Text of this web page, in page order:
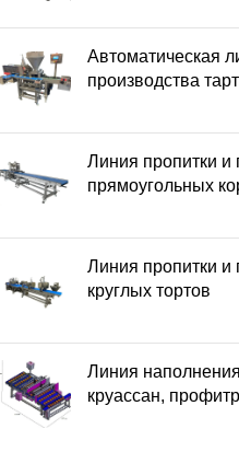
Автоматическая
производства
Линия пропитки и
прямоугольных
Линия пропитки и
круглых тортов
Линия
круассан,